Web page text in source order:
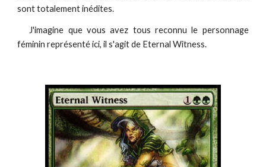
sont totalement inédites.
J'imagine que vous avez tous reconnu le personnage
féminin représenté ici, il s'agit de Eternal Witness.